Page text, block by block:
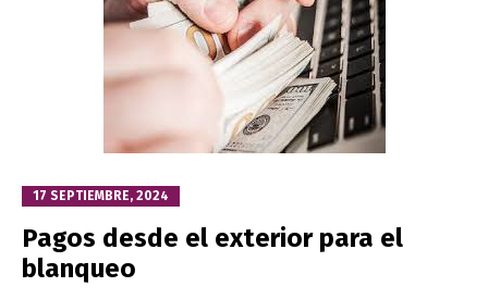
17 SEPTIEMBRE, 2024
Pagos desde el exterior para el
blanqueo